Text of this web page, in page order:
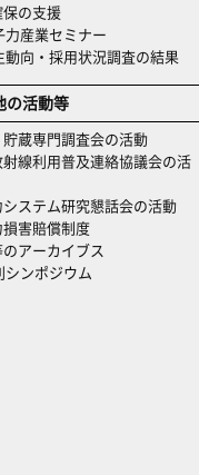
保の支援
力産業セミナー
動向・採用状況調査の結果
の活動等
蔵専門調査会の活動
線利用普及連絡協議会の活
システム研究懇話会の活動
損害賠償制度
アーカイブス
シンポジウム